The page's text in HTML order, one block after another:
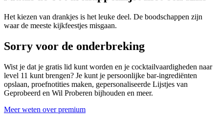
Het kiezen van drankjes is het leuke deel. De boodschappen zijn
waar de meeste kijkfeestjes misgaan.
Sorry voor de onderbreking
Wist je dat je gratis lid kunt worden en je cocktailvaardigheden naar
level 11 kunt brengen? Je kunt je persoonlijke bar-ingrediënten
opslaan, proefnotities maken, gepersonaliseerde Lijstjes van
Geprobeerd en Wil Proberen bijhouden en meer.
Meer weten over premium